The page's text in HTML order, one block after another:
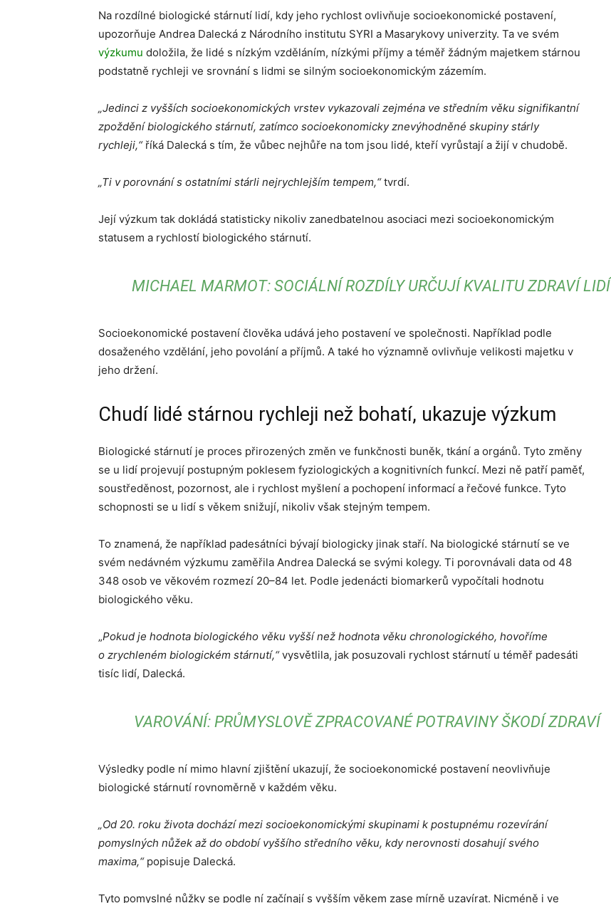
Na rozdílné biologické stárnutí lidí, kdy jeho rychlost ovlivňuje socioekonomické postavení,
upozorňuje Andrea Dalecká z Národního institutu SYRI a Masarykovy univerzity. Ta ve svém
výzkumu doložila, že lidé s nízkým vzděláním, nízkými příjmy a téměř žádným majetkem stárnou
podstatně rychleji ve srovnání s lidmi se silným socioekonomickým zázemím.
„Jedinci z vyšších socioekonomických vrstev vykazovali zejména ve středním věku signifikantní
zpoždění biologického stárnutí, zatímco socioeko­nomicky znevýhodněné skupiny stárly
rychleji,“ říká Dalecká s tím, že vůbec nejhůře na tom jsou lidé, kteří vyrůstají a žijí v chudobě.
„Ti v porov­nání s ostatními stárli nejrychlejším tempem,“tvrdí.
Její výzkum tak dokládá statisticky nikoliv zanedbatelnou asocia­ci mezi socioekonomickým
statusem a rychlostí biolo­gického stárnutí.
MICHAEL MARMOT: SOCIÁLNÍ ROZDÍLY URČUJÍ KVALITU ZDRAVÍ LIDÍ
Socioekonomické postavení člověka udává jeho postavení ve společnosti. Například podle
dosaženého vzdělání, jeho povolání a příjmů. A také ho významně ovlivňuje velikosti majetku v
jeho držení.
Chudí lidé stárnou rychleji než bohatí, ukazuje výzkum
Biologické stárnutí je proces přirozených změn ve funkčnosti buněk, tkání a orgánů. Tyto změny
se u lidí projevují postupným poklesem fyziologických a kognitivních funkcí. Mezi ně patří paměť,
soustředěnost, pozornost, ale i rychlost myšlení a pochopení informací a řečové funkce. Tyto
schopnosti se u lidí s věkem snižují, nikoliv však stejným tempem.
To znamená, že například padesátníci bývají biologicky jinak staří. Na biologické stárnutí se ve
svém nedávném výzkumu zaměřila Andrea Dalecká se svými kolegy. Ti porovnávali data od 48
348 osob ve věkovém rozmezí 20–84 let. Podle jedenácti biomarkerů vypočítali hodnotu
biologického věku.
„Pokud je hod­nota biologického věku vyšší než hodnota věku chrono­logického, hovoříme
o zrychleném biologickém stárnu­tí,“vysvětlila, jak posuzovali rychlost stárnutí u téměř padesáti
tisíc lidí, Dalecká.
VAROVÁNÍ: PRŮMYSLOVĚ ZPRACOVANÉ POTRAVINY ŠKODÍ ZDRAVÍ
Výsledky podle ní mimo hlavní zjištění ukazují, že socioekonomické postavení neovlivňuje
biologické stárnutí rovnoměrně v každém věku.
„Od 20. roku života dochá­zí mezi socioekonomickými skupinami k postupné­mu rozevírání
pomyslných nůžek až do období vyšší­ho středního věku, kdy nerovnosti dosahují svého
maxima,“popisuje Dalecká.
Tyto pomyslné nůžky se podle ní začínají s vyšším věkem zase mírně uzavírat. Nicméně i ve